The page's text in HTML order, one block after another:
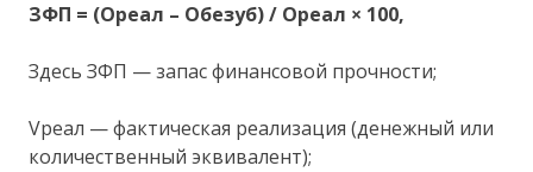
ЗФП = (Ореал – Обезуб) / Ореал × 100,
Здесь ЗФП — запас финансовой прочности;
Vреал — фактическая реализация (денежный или
количественный эквивалент);